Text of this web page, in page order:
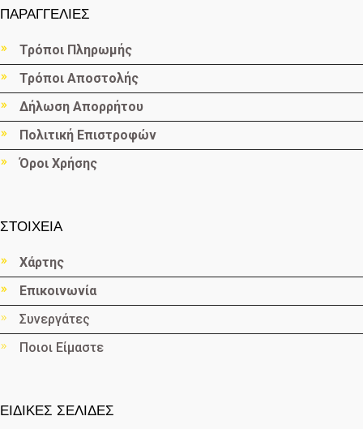
ΠΑΡΑΓΓΕΛΙΕΣ
Τρόποι Πληρωμής
Τρόποι Αποστολής
Δήλωση Απορρήτου
Πολιτική Επιστροφών
Όροι Χρήσης
ΣΤΟΙΧΕΙΑ
Χάρτης
Επικοινωνία
Συνεργάτες
Ποιοι Είμαστε
ΕΙΔΙΚΕΣ ΣΕΛΙΔΕΣ